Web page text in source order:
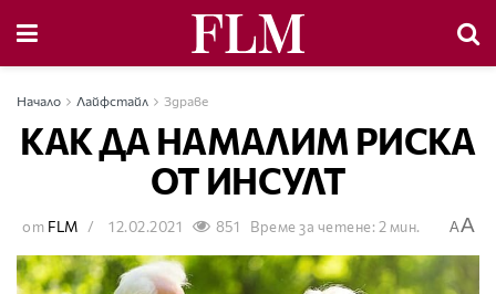
Начало Лайфстайл Здраве
КАК ДА НАМАЛИМ РИСКА
ОТ ИНСУЛТ
от FLM 12.02.2021 851 Време за четене: 2 мин. AA